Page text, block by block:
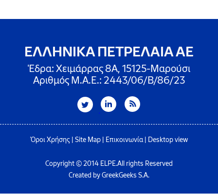
ΕΛΛΗΝΙΚΑ ΠΕΤΡΕΛΑΙΑ ΑΕ
Έδρα: Χειμάρρας 8A, 15125-Μαρούσι
Αριθμός Μ.Α.Ε.: 2443/06/Β/86/23
Όροι Χρήσης Site Map Επικοινωνία| Desktop view
Copyright © 2014 ELPE.All rights Reserved
Created by GreekGeeks S.A.